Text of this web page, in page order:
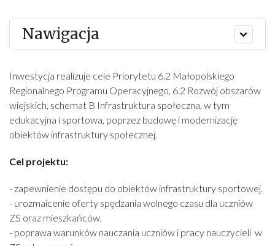
Nawigacja
Inwestycja realizuje cele Priorytetu 6.2 Małopolskiego
Regionalnego Programu Operacyjnego, 6.2 Rozwój obszarów
wiejskich, schemat B Infrastruktura społeczna, w tym
edukacyjna i sportowa, poprzez budowę i modernizację
obiektów infrastruktury społecznej.
Cel projektu:
- zapewnienie dostępu do obiektów infrastruktury sportowej.
- urozmaicenie oferty spędzania wolnego czasu dla uczniów
ZS oraz mieszkańców,
- poprawa warunków nauczania uczniów i pracy nauczycieli w